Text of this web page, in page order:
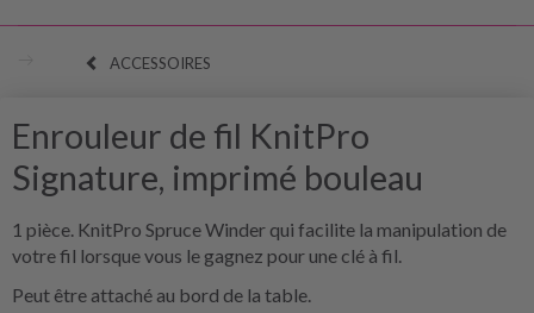
ACCESSOIRES
Enrouleur de fil KnitPro
Signature, imprimé bouleau
1 pièce. KnitPro Spruce Winder qui facilite la manipulation de
votre fil lorsque vous le gagnez pour une clé à fil.
Peut être attaché au bord de la table.